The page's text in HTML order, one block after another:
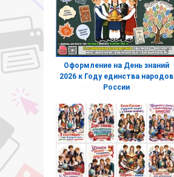
Оформление на День знаний
2026 к Году единства народов
России